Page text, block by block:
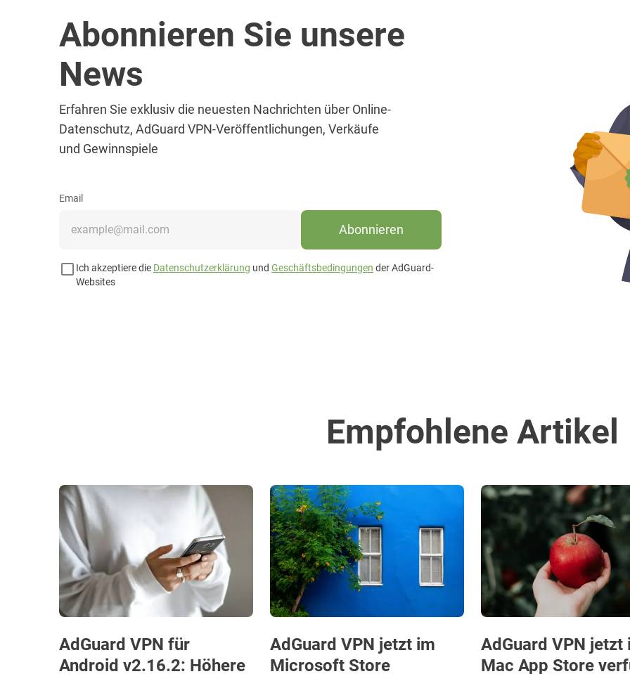
Abonnieren Sie unsere
News
Erfahren Sie exklusiv die neuesten Nachrichten über Online-
Datenschutz, AdGuard VPN-Veröffentlichungen, Verkäufe
und Gewinnspiele
Email
Abonnieren
Ich akzeptiere die Datenschutzerklärung und Geschäftsbedingungen der AdGuard-
Websites
Empfohlene Artikel
AdGuard VPN für
Android v2.16.2: Höhere
AdGuard VPN jetzt im
Microsoft Store
AdGuard VPN jetzt
Mac App Store